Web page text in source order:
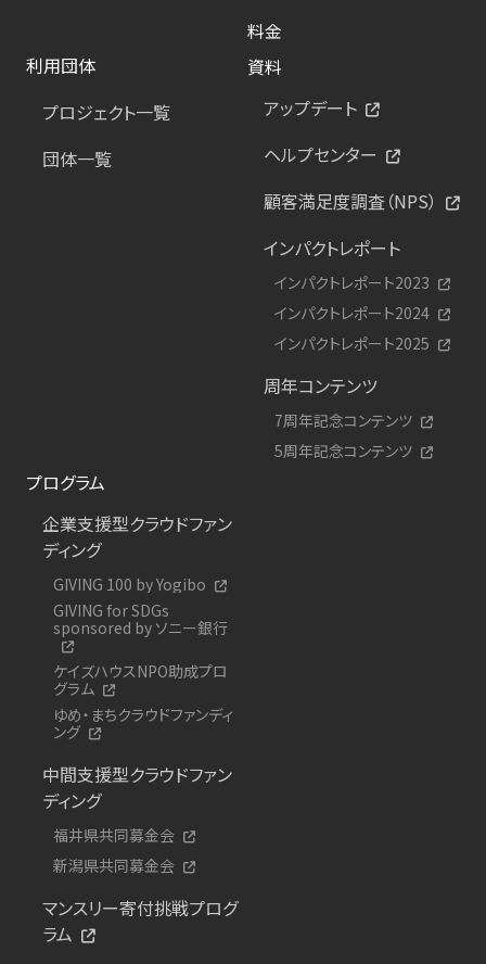
料金
利用団体
プロジェクト一覧
団体一覧
資料
アップデート
ヘルプセンター
顧客満足度調査（NPS）
インパクトレポート
インパクトレポート2023
インパクトレポート2024
インパクトレポート2025
周年コンテンツ
7周年記念コンテンツ
5周年記念コンテンツ
プログラム
企業支援型クラウドファン
ディング
GIVING 100 by Yogibo
GIVING for SDGs
sponsored by ソニー銀行
ケイズハウスNPO助成プロ
グラム
ゆめ・まちクラウドファンディ
ング
中間支援型クラウドファン
ディング
福井県共同募金会
新潟県共同募金会
マンスリー寄付挑戦プログ
ラム